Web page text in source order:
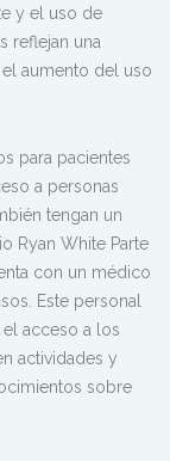
y el uso de
reflejan una
aumento del uso
para pacientes
a personas
tengan un
Ryan White Parte
con un médico
Este personal
acceso a los
actividades y
sobre